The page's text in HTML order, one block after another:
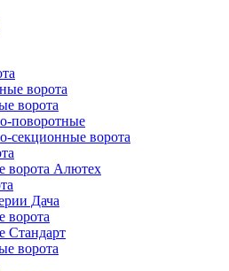
ворота
ворота
поворотные
секционные ворота
ворота Алютех
Дача
ворота
Стандарт
ворота